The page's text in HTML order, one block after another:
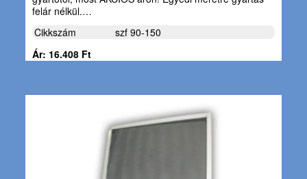
felár nélkül.…
Cikkszám
szf 90-150
Ár: 16.408 Ft